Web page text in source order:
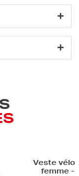
Veste vélo
femme -